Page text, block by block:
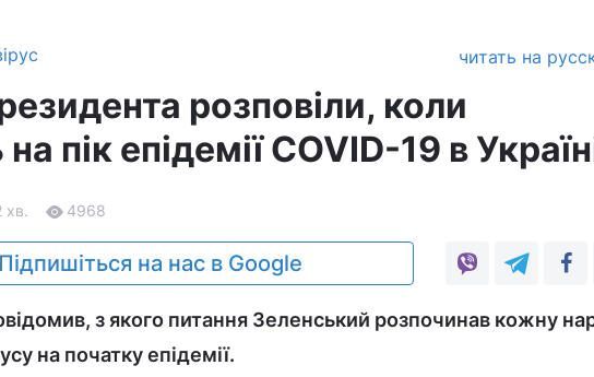
читать на
розповіли, коли
пік епідемії COVID-19 в
хв. 4968
Підпишіться на нас в Google
з якого питання Зеленський розпочинав кожну
на початку епідемії.